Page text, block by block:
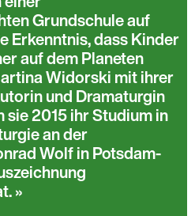
Grundschule auf
Erkenntnis, dass Kinder
auf dem Planeten
Widorski mit ihrer
und Dramaturgin
sie 2015 ihr Studium in
an der
Wolf in Potsdam-